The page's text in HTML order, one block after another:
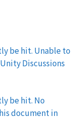
be hit. Unable to
Discussions
be hit. No
document in